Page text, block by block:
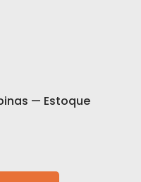
— Estoque